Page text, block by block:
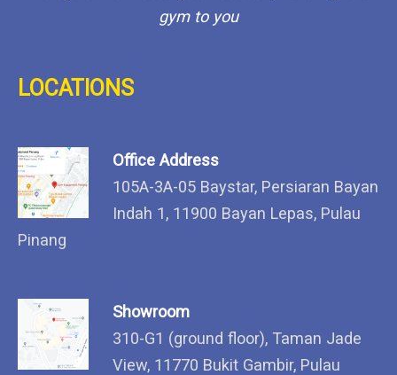
gym to you
LOCATIONS
Office Address
105A-3A-05 Baystar, Persiaran Bayan
Indah 1, 11900 Bayan Lepas, Pulau
Pinang
Showroom
310-G1 (ground floor), Taman Jade
View, 11770 Bukit Gambir, Pulau